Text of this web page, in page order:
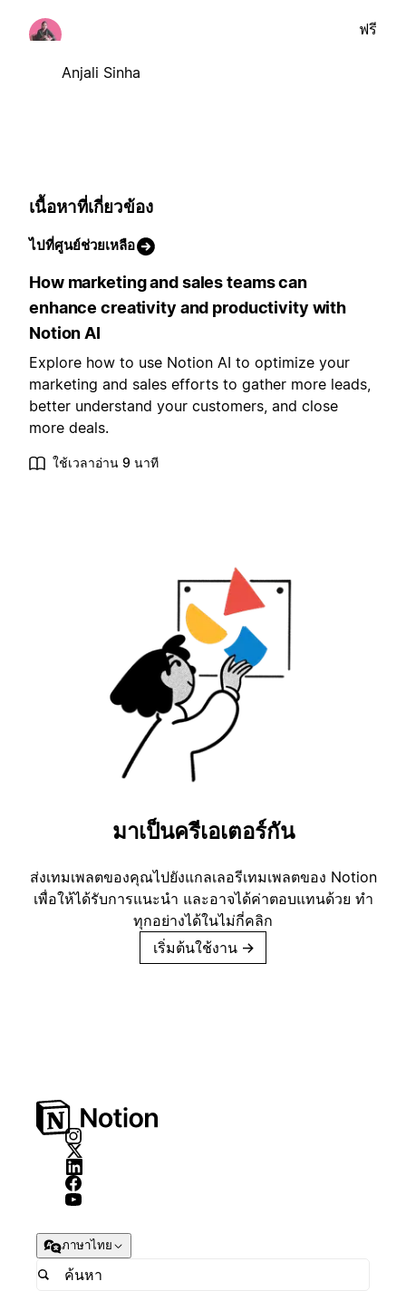
Anjali Sinha
ฟรี
เนื้อหาที่เกี่ยวข้อง
ไปที่ศูนย์ช่วยเหลือ
How marketing and sales teams can
enhance creativity and productivity with
Notion AI
Explore how to use Notion AI to optimize your
marketing and sales efforts to gather more leads,
better understand your customers, and close
more deals.
ใช้เวลาอ่าน 9 นาที
มาเป็นครีเอเตอร์กัน
ส่งเทมเพลตของคุณไปยังแกลเลอรีเทมเพลตของ Notion
เพื่อให้ได้รับการแนะนำ และอาจได้ค่าตอบแทนด้วย ทำ
ทุกอย่างได้ในไม่กี่คลิก
เริ่มต้นใช้งาน →
ภาษาไทย